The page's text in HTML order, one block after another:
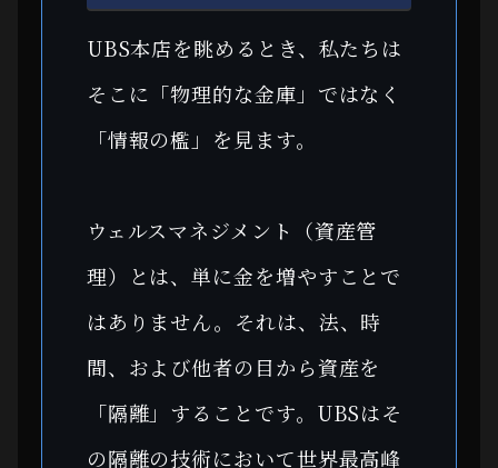
UBS本店を眺めるとき、私たちは
そこに「物理的な金庫」ではなく
「情報の檻」を見ます。
ウェルスマネジメント（資産管
理）とは、単に金を増やすことで
はありません。それは、法、時
間、および他者の目から資産を
「隔離」することです。UBSはそ
の隔離の技術において世界最高峰